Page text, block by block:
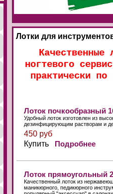
Лотки для
Качественные
ногтевого
практически
Лоток почкообразный
Удобный лоток изготовлен из
дезинфицирующим растворам и
450 руб
Купить Подробнее
Лоток прямоугольный
Качественный лоток из
маникюрного, педикюрного